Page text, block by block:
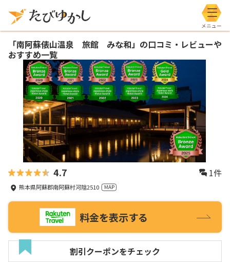
メニ
「南阿蘇俵山温泉 旅館 みな和」の口コミ・レビューや
おすすめ一覧
4.7 1件
熊本県阿蘇郡南阿蘇村河陰2510
料金を表示する
割引クーポンをチェック